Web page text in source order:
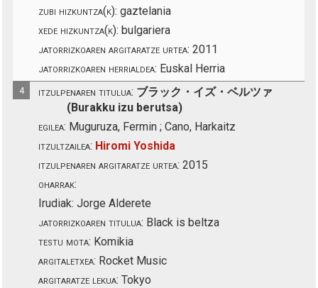
zubi hizkuntza(k): gaztelania
xede hizkuntza(k): bulgariera
jatorrizkoaren argitaratze urtea: 2011
jatorrizkoaren herrialdea: Euskal Herria
4 itzulpenaren titulua: ブラック・イズ・ベルツァ
(Burakku izu berutsa)
egilea: Muguruza, Fermin ; Cano, Harkaitz
itzultzailea: Hiromi Yoshida
itzulpenaren argitaratze urtea: 2015
oharrak:
Irudiak: Jorge Alderete
jatorrizkoaren titulua: Black is beltza
testu mota: Komikia
argitaletxea: Rocket Music
argitaratze lekua: Tokyo